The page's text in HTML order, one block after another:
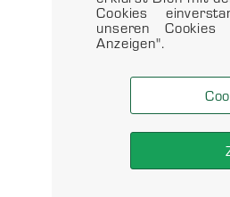
Cookies
unseren
Anzeigen".